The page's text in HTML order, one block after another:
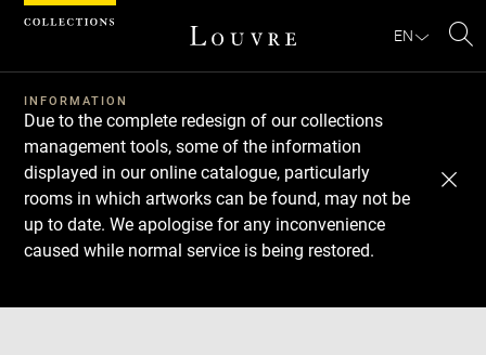
EN
INFORMATION
Due to the complete redesign of our collections
management tools, some of the information
displayed in our online catalogue, particularly
rooms in which artworks can be found, may not be
up to date. We apologise for any inconvenience
caused while normal service is being restored.
Download
Next
Previous
Cookies management panel